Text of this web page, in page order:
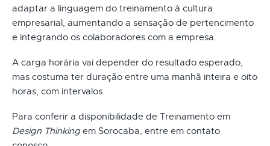
adaptar a linguagem do treinamento à cultura
empresarial, aumentando a sensação de pertencimento
e integrando os colaboradores com a empresa.
A carga horária vai depender do resultado esperado,
mas costuma ter duração entre uma manhã inteira e oito
horas, com intervalos.
Para conferir a disponibilidade de Treinamento em
Design Thinking em Sorocaba, entre em contato